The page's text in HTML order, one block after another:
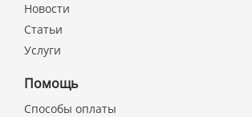
Новости
Статьи
Услуги
Помощь
Способы оплаты